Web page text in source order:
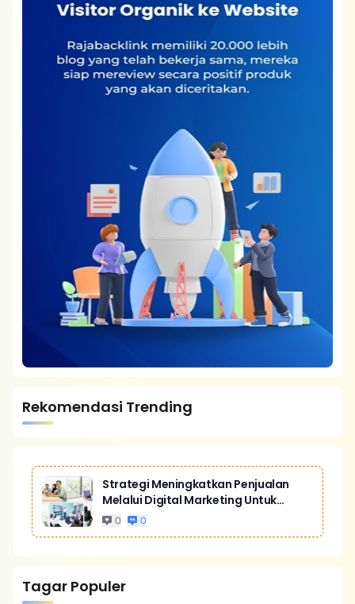
Rekomendasi Trending
Strategi Meningkatkan Penjualan
Melalui Digital Marketing Untuk
Bisnis Yang Lebih Kompetitif
0 0
Tagar Populer